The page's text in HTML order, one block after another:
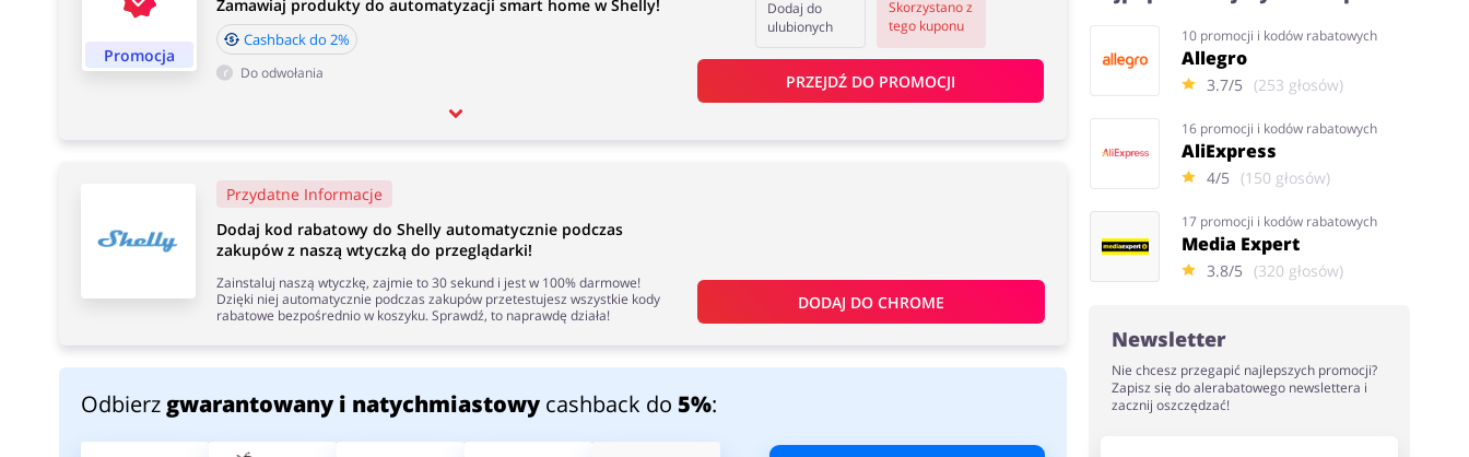
Promocja
Zamawiaj produkty do automatyzacji smart home w Shelly!
Cashback do 2%
Do odwołania
Dodaj do
ulubionych
Skorzystano z
tego kuponu
PRZEJDŹ DO PROMOCJI
Przydatne Informacje
Dodaj kod rabatowy do Shelly automatycznie podczas
zakupów z naszą wtyczką do przeglądarki!
Zainstaluj naszą wtyczkę, zajmie to 30 sekund i jest w 100% darmowe!
Dzięki niej automatycznie podczas zakupów przetestujesz wszystkie kody
rabatowe bezpośrednio w koszyku. Sprawdź, to naprawdę działa!
DODAJ DO CHROME
Odbierz gwarantowany i natychmiastowycashback do 5%:
10 promocji i kodów rabatowych
Allegro
3.7/5 (253 głosów)
16 promocji i kodów rabatowych
AliExpress
4/5 (150 głosów)
17 promocji i kodów rabatowych
Media Expert
3.8/5 (320 głosów)
Newsletter
Nie chcesz przegapić najlepszych promocji?
Zapisz się do alerabatowego newslettera i
zacznij oszczędzać!